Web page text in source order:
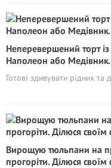
Неперевершений торт
Наполеон або
Готові здивувати рідних та
Вирощую тюльпани на
прогоріти. Ділюся